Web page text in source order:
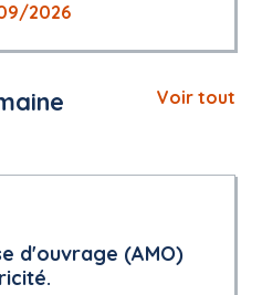
2026
Voir tout
d'ouvrage (AMO)